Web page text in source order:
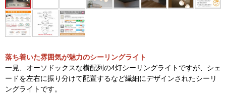
落ち着いた雰囲気が魅力のシーリングライト
一見、オーソドックスな横配列の4灯シーリングライトですが、シェ
ードを左右に振り分けて配置するなど繊細にデザインされたシーリ
ングライトです。